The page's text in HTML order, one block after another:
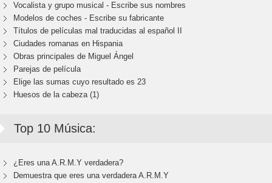
Vocalista y grupo musical - Escribe sus nombres
Modelos de coches - Escribe su fabricante
Títulos de películas mal traducidas al español II
Ciudades romanas en Hispania
Obras principales de Miguel Ángel
Parejas de película
Elige las sumas cuyo resultado es 23
Huesos de la cabeza (1)
Top 10 Música:
¿Eres una A.R.M.Y verdadera?
Demuestra que eres una verdadera A.R.M.Y